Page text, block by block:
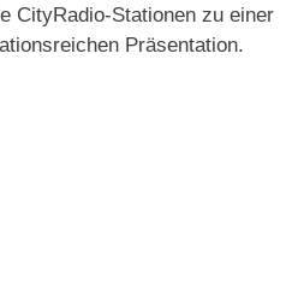
CityRadio-Stationen zu einer
Präsentation.